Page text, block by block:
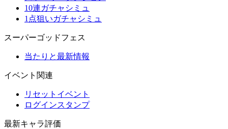
10連ガチャシミュ
1点狙いガチャシミュ
スーパーゴッドフェス
当たりと最新情報
イベント関連
リセットイベント
ログインスタンプ
最新キャラ評価